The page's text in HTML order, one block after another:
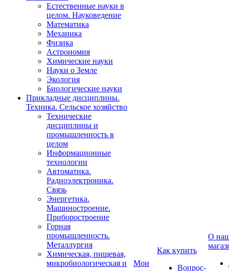
Естественные науки в
целом. Науковедение
Математика
Механика
Физика
Астрономия
Химические науки
Науки о Земле
Экология
Биологические науки
Прикладные дисциплины.
Техника. Сельское хозяйство
Технические
дисциплины и
промышленность в
целом
Информационные
технологии
Автоматика.
Радиоэлектроника.
Связь
Энергетика.
Машиностроение.
Приборостроение
Горная
промышленность.
Металлургия
Химическая, пищевая,
микробиологическая и
Мои
Как купить
Вопрос-
О